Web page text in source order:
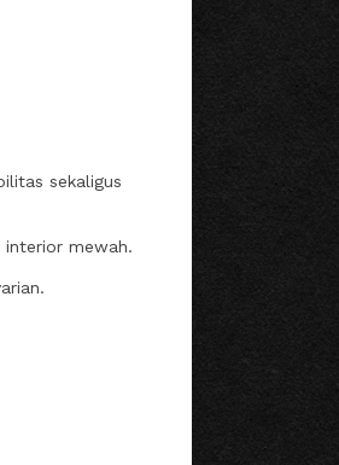
sekaligus
interior mewah.